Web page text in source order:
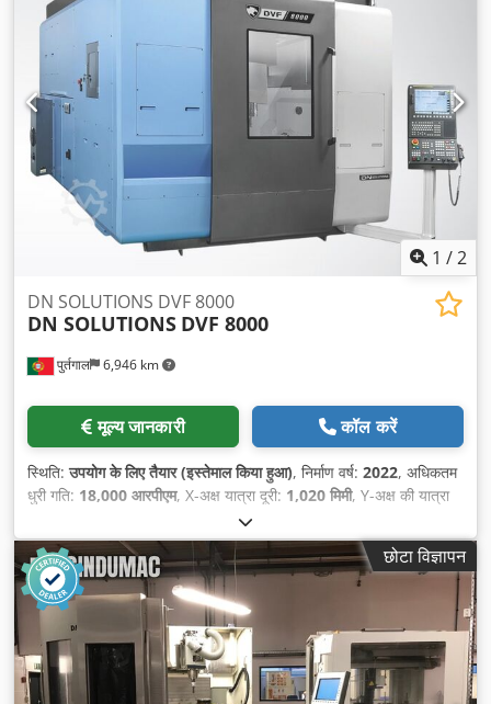
1 /2
पुर्तगाल 6,946 km
DN SOLUTIONS DVF 8000
DN SOLUTIONS DVF 8000
मूल्य जानकारी कॉल करें
स्थिति:उपयोग के लिए तैयार (इस्तेमाल किया हुआ), निर्माण वर्ष: 2022, अधिकतम
धुरी गति: 18,000 आरपीएम, X-अक्ष यात्रा दूरी: 1,020 मिमी, Y-अक्ष की यात्रा
805 मिमी
कंट्रोलर मॉडल:31i-b5, स्पिंडल मोटर शक्ति:22,000 डब्ल्यू, टेबल लोड:800
किग्रा, टूल मैगज़ीन में स्लॉट की संख्या:40, धुरों की संख्या:5, छोटा विज्ञापन